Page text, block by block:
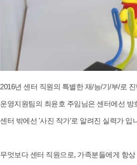
2016년 센터 직원의 특별한 재/능/기/부/로
운영지원팀의 최윤호 주임님은 센터에선
센터 밖에선 '사진 작가'로 알려진 실력가 입
무엇보다 센터 직원으로, 가족분들에게 항